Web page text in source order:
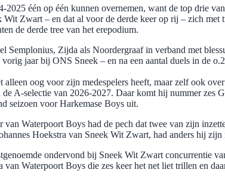
één op één kunnen overnemen, want de top drie
Zwart – en dat al voor de derde keer op rij – zich
de derde tree van het erepodium.
Zijda als Noordergraaf in verband met
jaar bij ONS Sneek – en na een aantal duels in de
oog voor zijn medespelers heeft, maar zelf ook
A-selectie van 2026-2027. Daar komt hij nummer zes
seizoen voor Harkemase Boys uit.
Waterpoort Boys had de pech dat twee van zijn
Hoekstra van Sneek Wit Zwart, had anders hij
ondervond bij Sneek Wit Zwart concurrentie
Waterpoort Boys die zes keer het net liet trillen en